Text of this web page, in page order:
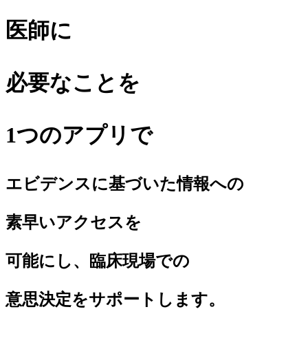
医師に
必要なことを
1つのアプリ で
エビデンスに基づいた情報への
素早いアクセスを
可能にし、臨床現場での
意思決定をサポートします。